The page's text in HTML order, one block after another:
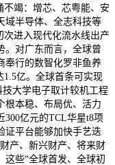
不竭：增芯、芯粤能、安
域半导体、全志科技等
次进入现代化流水线出产
。对广东而言，全球曾
奉行的数智化罗非鱼养
1.5亿。全球首条可实现
大学电子取计较机工程
根本稳、布局优、活力
300亿元的TCL华星t8项
证平台能够加快手艺迭
产、新兴财产、将来财
这些“全球首发、全球初